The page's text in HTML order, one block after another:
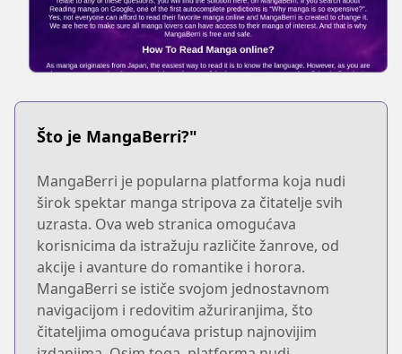
Što je MangaBerri?"
MangaBerri je popularna platforma koja nudi
širok spektar manga stripova za čitatelje svih
uzrasta. Ova web stranica omogućava
korisnicima da istražuju različite žanrove, od
akcije i avanture do romantike i horora.
MangaBerri se ističe svojom jednostavnom
navigacijom i redovitim ažuriranjima, što
čitateljima omogućava pristup najnovijim